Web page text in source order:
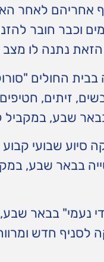
אחריהם לאחר
וכבר חובר
נתנה לו מצב
החולים
זיתים,
שבע, במקביל
סיוע שבועי
בבאר שבע,
נעמי" בבאר
לסניף חדש